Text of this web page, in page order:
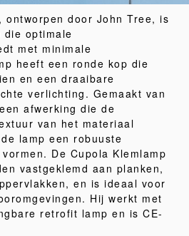
ontworpen door John Tree, is
die optimale
met minimale
heeft een ronde kop die
en een draaibare
verlichting. Gemaakt van
afwerking die de
van het materiaal
lamp een robuuste
De Cupola Klemlamp
vastgeklemd aan planken,
en is ideaal voor
Hij werkt met
retrofit lamp en is CE-